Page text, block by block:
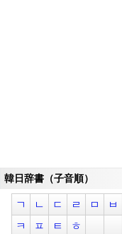
韓日辞書（子音順）
ㄱ ㄴ ㄷ ㄹ ㅁ ㅂ
ㅋ
ㅍ ㅌ ㅎ